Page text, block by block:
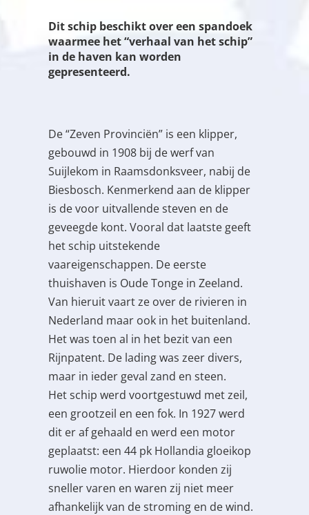
Dit schip beschikt over een spandoek
waarmee het “verhaal van het schip”
in de haven kan worden
gepresenteerd.
De “Zeven Provinciën” is een klipper,
gebouwd in 1908 bij de werf van
Suijlekom in Raamsdonksveer, nabij de
Biesbosch. Kenmerkend aan de klipper
is de voor uitvallende steven en de
geveegde kont. Vooral dat laatste geeft
het schip uitstekende
vaareigenschappen. De eerste
thuishaven is Oude Tonge in Zeeland.
Van hieruit vaart ze over de rivieren in
Nederland maar ook in het buitenland.
Het was toen al in het bezit van een
Rijnpatent. De lading was zeer divers,
maar in ieder geval zand en steen.
Het schip werd voortgestuwd met zeil,
een grootzeil en een fok. In 1927 werd
dit er af gehaald en werd een motor
geplaatst: een 44 pk Hollandia gloeikop
ruwolie motor. Hierdoor konden zij
sneller varen en waren zij niet meer
afhankelijk van de stroming en de wind.